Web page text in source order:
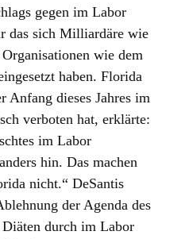
gegen im Labor
das sich Milliardäre wie
wie dem
haben. Florida
Anfang dieses Jahres im
verboten hat, erklärte:
im Labor
hin. Das machen
nicht.“ DeSantis
der Agenda des
durch im Labor